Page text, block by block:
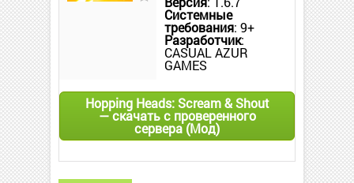
Системные
требования: 9+
Разработчик:
CASUAL AZUR
GAMES
Hopping Heads: Scream & Shout
— скачать с проверенного
сервера (Мод)